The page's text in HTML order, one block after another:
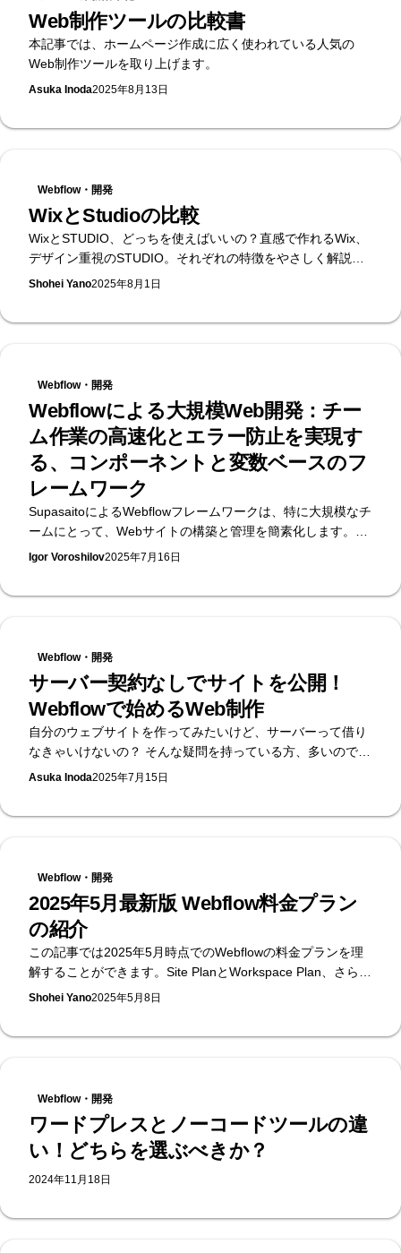
Web制作ツールの比較書
本記事では、ホームページ作成に広く使われている人気の
Web制作ツールを取り上げます。
Asuka Inoda2025年8月13日
Webflow・開発
WixとStudioの比較
WixとSTUDIO、どっちを使えばいいの？直感で作れるWix、
デザイン重視のSTUDIO。それぞれの特徴をやさしく解説。
さらに「Webflow」というプロ仕様ツールもご紹介します！
Shohei Yano2025年8月1日
Webflow・開発
Webflowによる大規模Web開発：チー
ム作業の高速化とエラー防止を実現す
る、コンポーネントと変数ベースのフ
レームワーク
SupasaitoによるWebflowフレームワークは、特に大規模なチ
ームにとって、Webサイトの構築と管理を簡素化します。プ
ロパティ、構造化変数、明確な CSS クラス命名を備えたコ
り、スケーラブルで、エラーのないWebflow開発が可能にな
Igor Voroshilov2025年7月16日
Webflow・開発
サーバー契約なしでサイトを公開！
Webflowで始めるWeb制作
自分のウェブサイトを作ってみたいけど、サーバーって借り
なきゃいけないの？ そんな疑問を持っている方、多いのでは
ないでしょうか。 これまでは、ウェブサイトを作るには「サ
ーってそもそも何なのか、なぜWebflowを使えば必要ないの
か、を初心者の方向けにわかりやすく解説していきます。
Asuka Inoda2025年7月15日
Webflow・開発
2025年5月最新版 Webflow料金プラン
の紹介
この記事では2025年5月時点でのWebflowの料金プランを理
解することができます。Site PlanとWorkspace Plan、さらに
はlocalization Planまで紹介しています。
Shohei Yano2025年5月8日
Webflow・開発
ワードプレスとノーコードツールの違
い！どちらを選ぶべきか？
2024年11月18日